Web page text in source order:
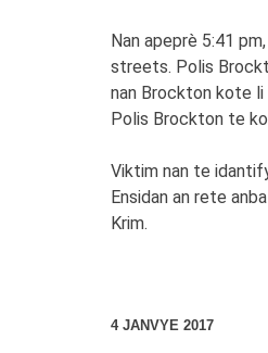
Nan apeprè 5:41
streets. Polis
nan Brockton kote li
Polis Brockton te
Viktim nan te
Ensidan an rete
Krim.
4 JANVYE 2017